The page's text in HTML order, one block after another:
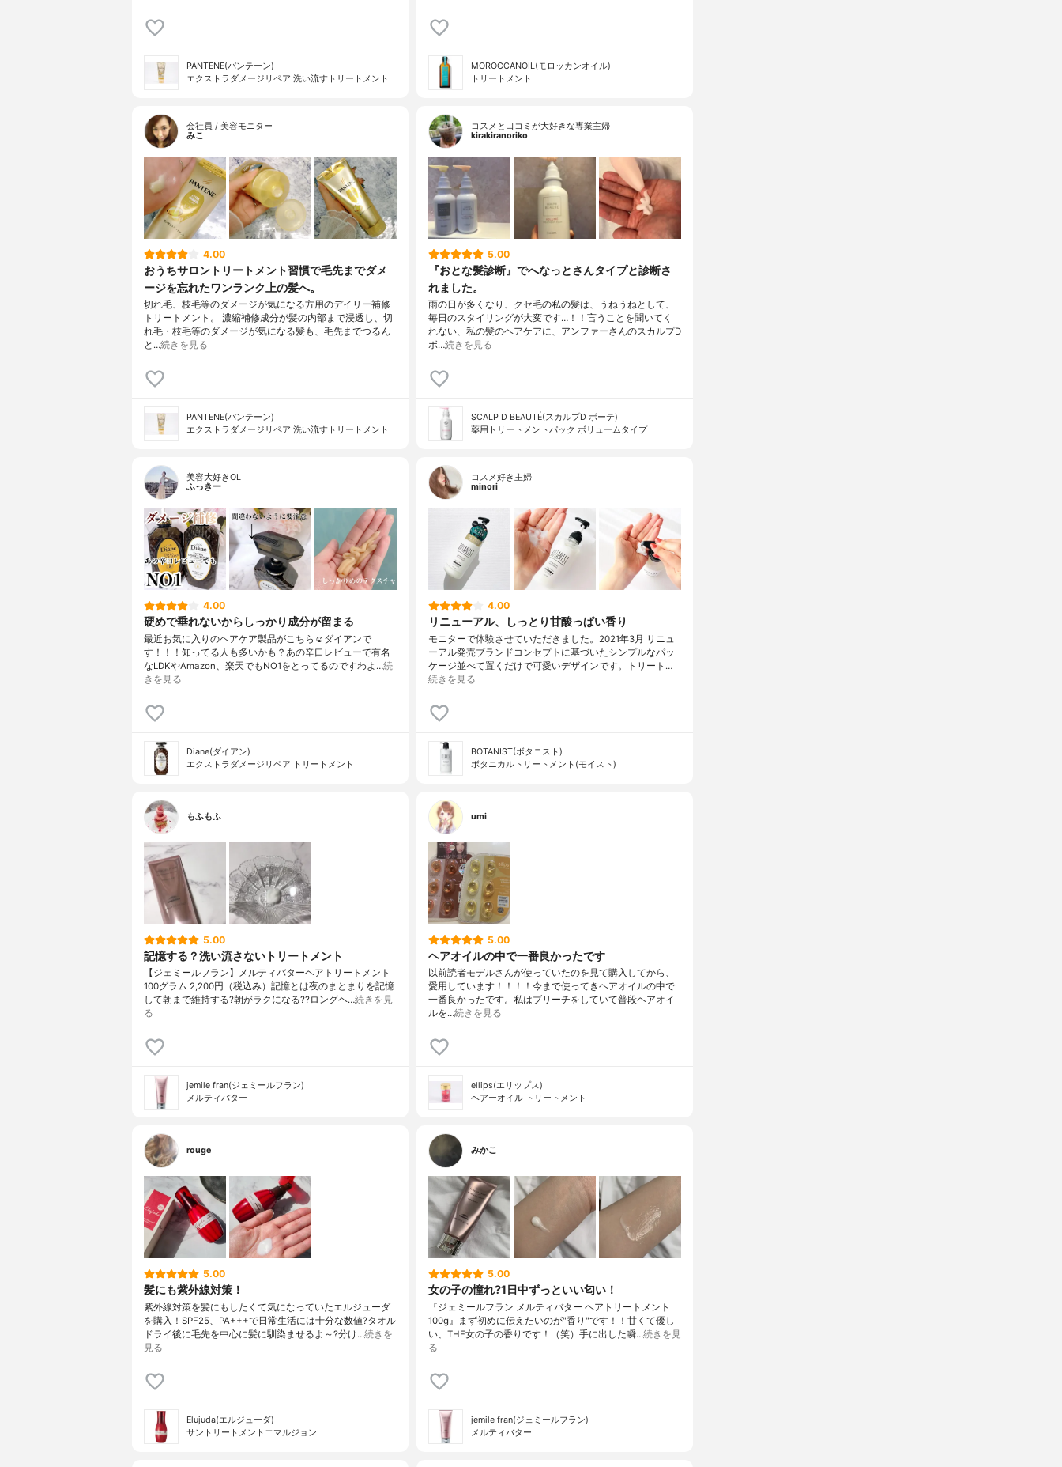
PANTENE(パンテーン)
エクストラダメージリペア 洗い流すトリートメント
MOROCCANOIL(モロッカンオイル)
トリートメント
会社員 / 美容モニター
みこ
4.00
おうちサロントリートメント習慣で毛先までダメ
ージを忘れたワンランク上の髪へ。
切れ毛、枝毛等のダメージが気になる方用のデイリー補修
トリートメント。 濃縮補修成分が髪の内部まで浸透し、切
れ毛・枝毛等のダメージが気になる髪も、毛先までつるん
と…続きを見る
PANTENE(パンテーン)
エクストラダメージリペア 洗い流すトリートメント
コスメと口コミが大好きな専業主婦
kirakiranoriko
5.00
『おとな髪診断』でへなっとさんタイプと診断さ
れました。
雨の日が多くなり、クセ毛の私の髪は、うねうねとして、
毎日のスタイリングが大変です…！！言うことを聞いてく
れない、私の髪のヘアケアに、アンファーさんのスカルプD
ボ…続きを見る
SCALP D BEAUTÉ(スカルプD ボーテ)
薬用トリートメントパック ボリュームタイプ
美容大好きOL
ふっきー
4.00
硬めで垂れないからしっかり成分が留まる
最近お気に入りのヘアケア製品がこちら☺️ダイアンで
す！！！知ってる人も多いかも？あの辛口レビューで有名
なLDKやAmazon、楽天でもNO1をとってるのですわよ…続
きを見る
Diane(ダイアン)
エクストラダメージリペア トリートメント
コスメ好き主婦
minori
4.00
リニューアル、しっとり甘酸っぱい香り
モニターで体験させていただきました。2021年3月 リニュ
ーアル発売ブランドコンセプトに基づいたシンプルなパッ
ケージ並べて置くだけで可愛いデザインです。トリート…
続きを見る
BOTANIST(ボタニスト)
ボタニカルトリートメント(モイスト)
もふもふ
5.00
記憶する？洗い流さないトリートメント
【ジェミールフラン】メルティバターヘアトリートメント
100グラム 2,200円（税込み）記憶とは夜のまとまりを記憶
して朝まで維持する?朝がラクになる??ロングヘ…続きを見
る
jemile fran(ジェミールフラン)
メルティバター
umi
5.00
ヘアオイルの中で一番良かったです
以前読者モデルさんが使っていたのを見て購入してから、
愛用しています！！！！今まで使ってきヘアオイルの中で
一番良かったです。私はブリーチをしていて普段ヘアオイ
ルを…続きを見る
ellips(エリップス)
ヘアーオイル トリートメント
rouge
5.00
髪にも紫外線対策！
紫外線対策を髪にもしたくて気になっていたエルジューダ
を購入！SPF25、PA+++で日常生活には十分な数値?タオル
ドライ後に毛先を中心に髪に馴染ませるよ～?分け…続きを
見る
Elujuda(エルジューダ)
サントリートメントエマルジョン
みかこ
5.00
女の子の憧れ?1日中ずっといい匂い！
『ジェミールフラン メルティバター ヘアトリートメント
100g』まず初めに伝えたいのが"香り"です！！甘くて優し
い、THE女の子の香りです！（笑）手に出した瞬…続きを見
る
jemile fran(ジェミールフラン)
メルティバター